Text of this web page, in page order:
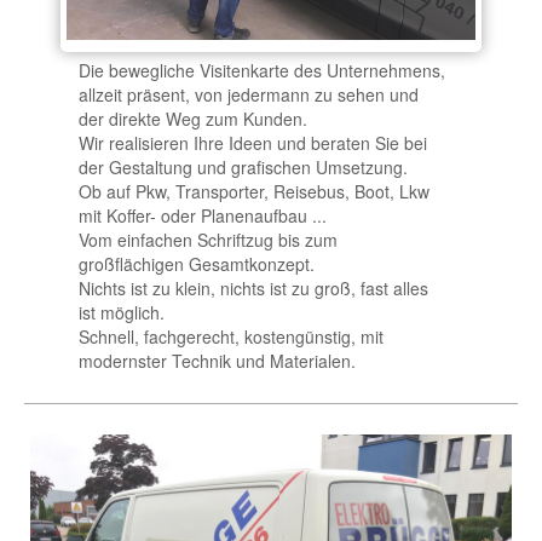
Die bewegliche Visitenkarte des Unternehmens,
allzeit präsent, von jedermann zu sehen und
der direkte Weg zum Kunden.
Wir realisieren Ihre Ideen und beraten Sie bei
der Gestaltung und grafischen Umsetzung.
Ob auf Pkw, Transporter, Reisebus, Boot, Lkw
mit Koffer- oder Planenaufbau ...
Vom einfachen Schriftzug bis zum
großflächigen Gesamtkonzept.
Nichts ist zu klein, nichts ist zu groß, fast alles
ist möglich.
Schnell, fachgerecht, kostengünstig, mit
modernster Technik und Materialen.